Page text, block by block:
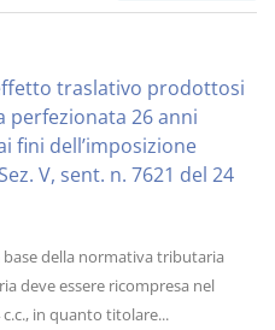
traslativo prodottosi
perfezionata 26 anni
fini dell’imposizione
V, sent. n. 7621 del 24
della normativa tributaria
deve essere ricompresa nel
in quanto titolare...